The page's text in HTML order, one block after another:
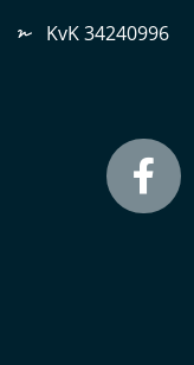
KvK 34240996